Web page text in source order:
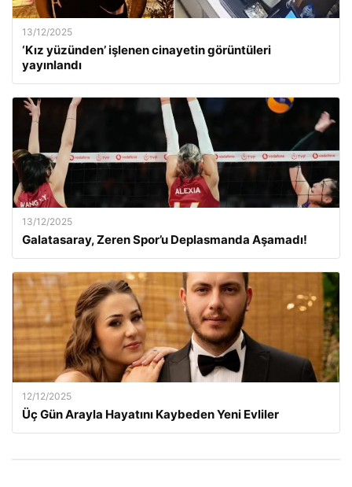
13/12/2025
‘Kız yüzünden’ işlenen cinayetin görüntüleri
yayınlandı
13/12/2025
Galatasaray, Zeren Spor’u Deplasmanda Aşamadı!
12/12/2025
Üç Gün Arayla Hayatını Kaybeden Yeni Evliler